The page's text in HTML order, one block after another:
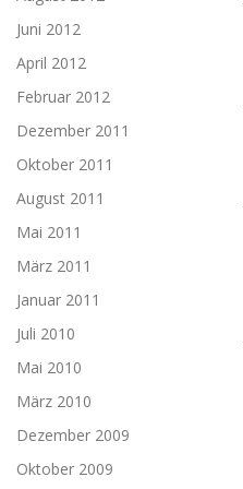
Juni 2012
April 2012
Februar 2012
Dezember 2011
Oktober 2011
August 2011
Mai 2011
März 2011
Januar 2011
Juli 2010
Mai 2010
März 2010
Dezember 2009
Oktober 2009